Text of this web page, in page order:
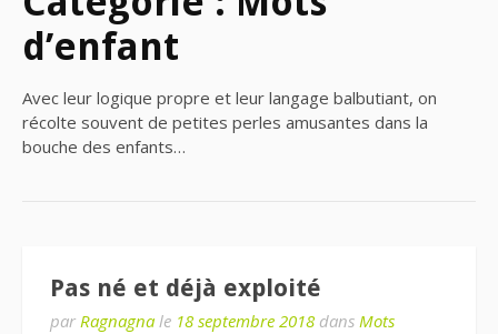
d’enfant
Avec leur logique propre et leur langage balbutiant, on
récolte souvent de petites perles amusantes dans la
bouche des enfants…
Pas né et déjà exploité
par Ragnagna le 18 septembre 2018 dans Mots